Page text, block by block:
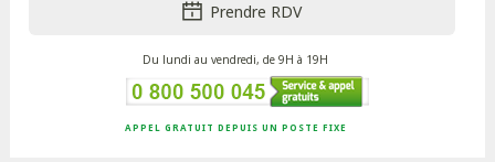
Prendre RDV
Du lundi au vendredi, de 9H à 19H
APPEL GRATUIT DEPUIS UN POSTE FIXE